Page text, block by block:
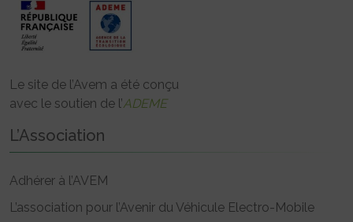
Le site de l’Avem a été conçu
avec le soutien de l’ADEME
L’Association
Adhérer à l’AVEM
L’association pour l’Avenir du Véhicule Electro-Mobile